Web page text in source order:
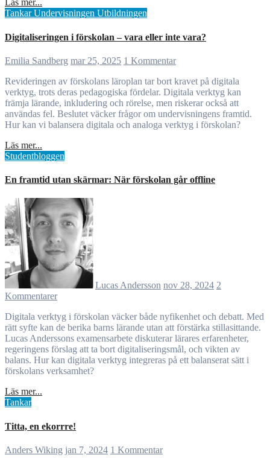
Läs mer...
TankarUndervisningen Utbildningen
Digitaliseringen i förskolan – vara eller inte vara?
Emilia Sandberg mar 25, 2025 1 Kommentar
Revideringen av förskolans läroplan tar bort kravet på digitala
verktyg, trots deras pedagogiska fördelar. Digitala verktyg kan
främja lärande, inkludering och rörelse, men riskerar också att
användas fel. Beslutet väcker frågor om undervisningens framtid.
Hur kan vi balansera digitala och analoga verktyg i förskolan?
Läs mer...
Studentbloggen
En framtid utan skärmar: När förskolan går offline
Lucas Andersson nov 28, 2024 2
Kommentarer
Digitala verktyg i förskolan väcker både nyfikenhet och debatt. Med
rätt syfte kan de berika barns lärande utan att förstärka stillasittande.
Lucas Anderssons examensarbete diskuterar lärares erfarenheter,
regeringens förslag att ta bort digitaliseringsmål, och vikten av
balans. Hur kan digitala verktyg integreras på ett balanserat sätt i
förskolans verksamhet?
Läs mer...
Tankar
Titta, en ekorrre!
Anders Wiking jan 7, 2024 1 Kommentar